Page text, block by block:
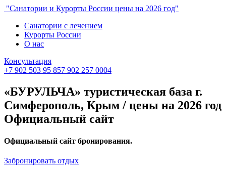
"Санатории и Курорты России цены на 2026 год"
Санатории с лечением
Курорты России
О нас
Консультация
+7 902 503 95 857 902 257 0004
«БУРУЛЬЧА» туристическая база г.
Симферополь, Крым / цены на 2026 год
Официальный сайт
Официальный сайт бронирования.
Забронировать отдых